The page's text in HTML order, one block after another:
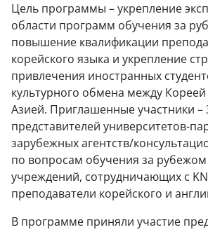
Цель программы – укрепление
области программ обучения за
повышение квалификации
корейского языка и укрепление
привлечения иностранных
культурного обмена между
Азией. Приглашенные участники –
представителей университетов-
зарубежных агентств/
по вопросам обучения за рубежом
учреждений, сотрудничающих с
преподаватели корейского и
В программе приняли участие